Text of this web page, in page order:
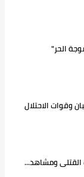
الحر"
وقوات الاحتلال
القتلى ومشاهد...